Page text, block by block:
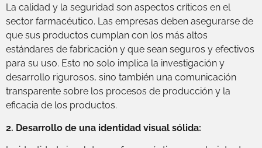
La calidad y la seguridad son aspectos críticos en el
sector farmacéutico. Las empresas deben asegurarse de
que sus productos cumplan con los más altos
estándares de fabricación y que sean seguros y efectivos
para su uso. Esto no solo implica la investigación y
desarrollo rigurosos, sino también una comunicación
transparente sobre los procesos de producción y la
eficacia de los productos.
2. Desarrollo de una identidad visual sólida: